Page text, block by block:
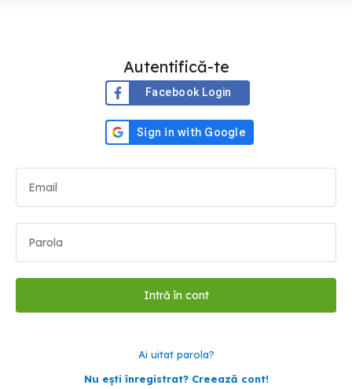
Autentifică-te
Facebook Login
Ai uitat parola?
Nu ești înregistrat? Creează cont!